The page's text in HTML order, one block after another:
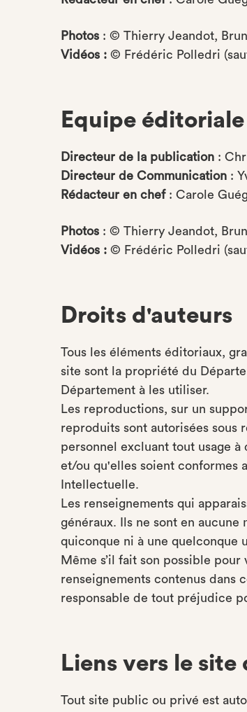
Photos : © Thierry Jeandot,
Vidéos : © Frédéric Polledri
Equipe éditoriale
Directeur de la publication :
Directeur de Communication :
Rédacteur en chef: Carole
Photos : © Thierry Jeandot,
Vidéos : © Frédéric Polledri
Droits d'auteurs
Tous les éléments éditoriaux,
site sont la propriété du
Département à les utiliser.
Les reproductions, sur un
reproduits sont autorisées sous
personnel excluant tout usage
et/ou qu'elles soient conformes
Intellectuelle.
Les renseignements qui
généraux. Ils ne sont en aucune
quiconque ni à une quelconque
Même s’il fait son possible
renseignements contenus dans
responsable de tout préjudice
Liens vers le
Tout site public ou privé est